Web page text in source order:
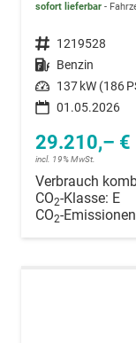
sofort lieferbar
Fahrzeugnummer 1219528
Kraftstoff Benzin
Leistung 137 kW (186
01.05.2026
29.210,– €
incl. 19% MwSt.
Verbrauch
CO2-Klasse: E
CO2-